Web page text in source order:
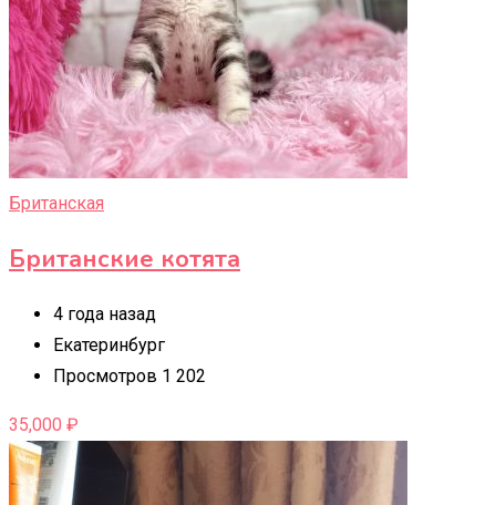
Британская
Британские котята
4 года назад
Екатеринбург
Просмотров 1 202
35,000 ₽